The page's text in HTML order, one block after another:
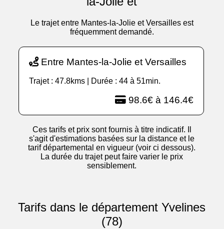
Le trajet entre Mantes-la-Jolie et Versailles est
fréquemment demandé.
Entre Mantes-la-Jolie et Versailles
Trajet : 47.8kms | Durée : 44 à 51min.
98.6€ à 146.4€
Ces tarifs et prix sont fournis à titre indicatif. Il
s'agit d'estimations basées sur la distance et le
tarif départemental en vigueur (voir ci dessous).
La durée du trajet peut faire varier le prix
sensiblement.
Tarifs dans le département Yvelines
(78)